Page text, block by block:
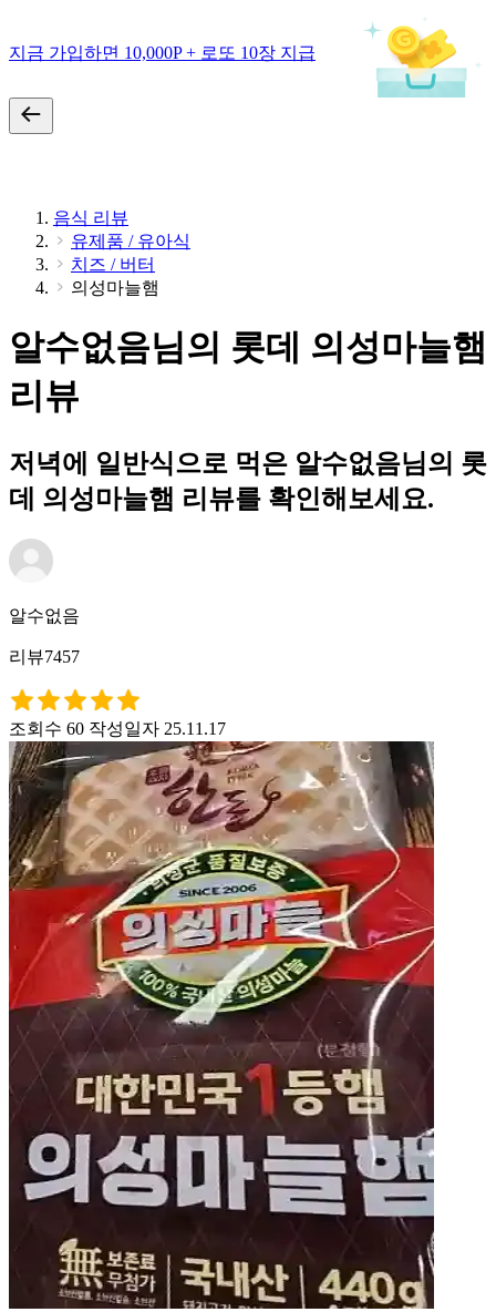
지금 가입하면 10,000P + 로또 10장 지급
음식 리뷰
유제품 / 유아식
치즈 / 버터
의성마늘햄
알수없음님의 롯데 의성마늘햄
리뷰
저녁에 일반식으로 먹은 알수없음님의 롯
데 의성마늘햄 리뷰를 확인해보세요.
알수없음
리뷰7457
조회수 60 작성일자 25.11.17